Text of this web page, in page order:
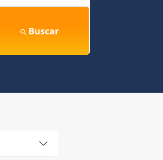
Buscar